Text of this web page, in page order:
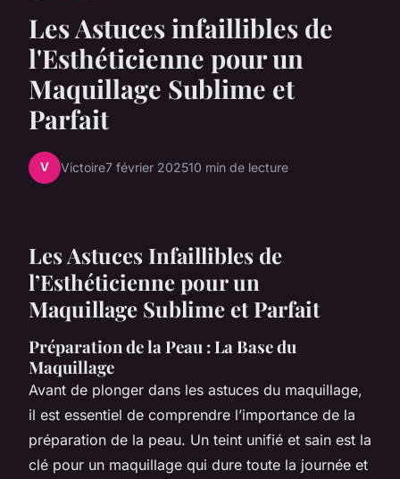
Les Astuces infaillibles de
l'Esthéticienne pour un
Maquillage Sublime et
Parfait
V Victoire7 février 202510 min de lecture
Les Astuces Infaillibles de
l’Esthéticienne pour un
Maquillage Sublime et Parfait
Préparation de la Peau : La Base du
Maquillage
Avant de plonger dans les astuces du maquillage,
il est essentiel de comprendre l’importance de la
préparation de la peau. Un teint unifié et sain est la
clé pour un maquillage qui dure toute la journée et